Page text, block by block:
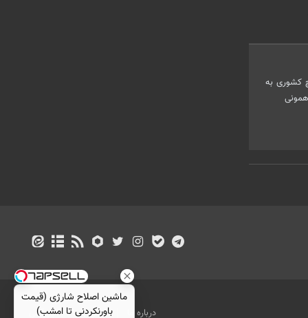
کشوری به
درباره ما تماس با ما بازرگانی
ماشین اصلاح شارژی (قیمت
باورنکردنی تا امشب)